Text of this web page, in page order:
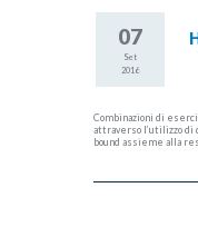
07
Set
2016
Combinazioni di
attraverso l’utilizzo di
bound assieme alla